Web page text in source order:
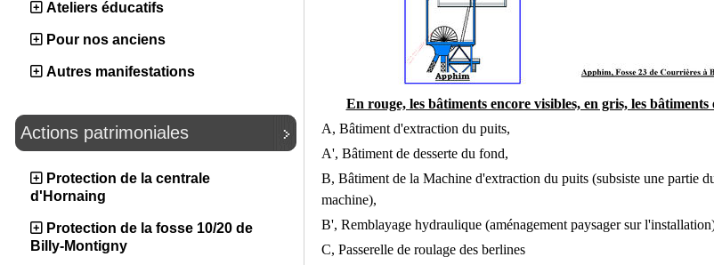
Ateliers éducatifs
Pour nos anciens
Autres manifestations
Actions patrimoniales
Protection de la centrale
d'Hornaing
Protection de la fosse 10/20 de
Billy-Montigny
En rouge, les bâtiments encore visibles, en gris, les
A, Bâtiment d'extraction du puits,
A', Bâtiment de desserte du fond,
B, Bâtiment de la Machine d'extraction du puits (subsiste une partie
machine),
B', Remblayage hydraulique (aménagement paysager sur
C, Passerelle de roulage des berlines